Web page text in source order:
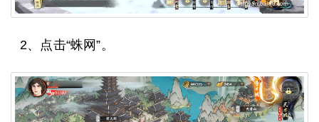
2、点击“蛛网”。